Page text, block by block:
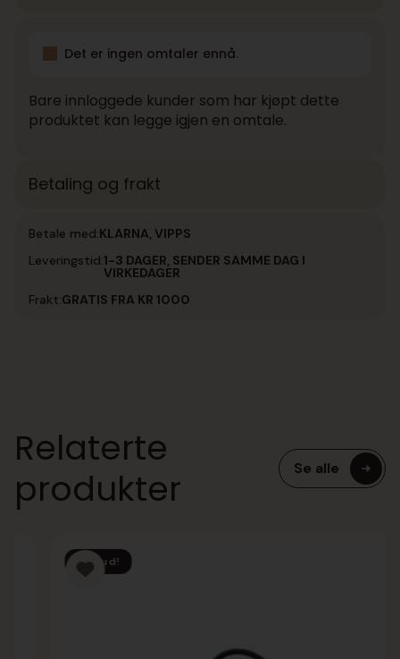
Det er ingen omtaler ennå.
Bare innloggede kunder som har kjøpt dette
produktet kan legge igjen en omtale.
Betaling og frakt
Betale med:KLARNA, VIPPS
Leveringstid:1-3 DAGER, SENDER SAMME DAG I
VIRKEDAGER
Frakt:GRATIS FRA KR 1000
Relaterte
produkter
Se alle
Tilbud!